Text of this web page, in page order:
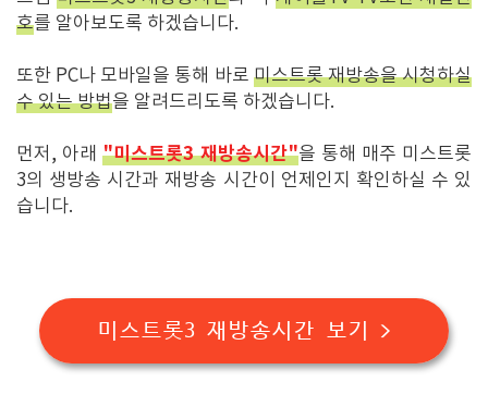
호를 알아보도록 하겠습니다.
또한 PC나 모바일을 통해 바로 미스트롯 재방송을 시청하실
수 있는 방법을 알려드리도록 하겠습니다.
먼저, 아래"미스트롯3 재방송시간"을 통해 매주 미스트롯
3의 생방송 시간과 재방송 시간이 언제인지 확인하실 수 있
습니다.
미스트롯3 재방송시간 보기 >